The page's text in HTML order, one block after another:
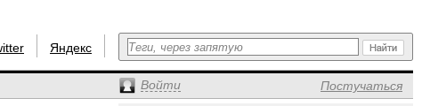
Яндекс
Войти Постучаться